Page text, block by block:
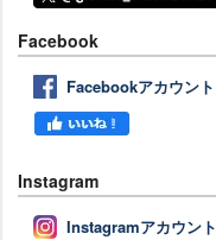
Facebook
Facebookアカウント
Instagram
Instagramアカウント